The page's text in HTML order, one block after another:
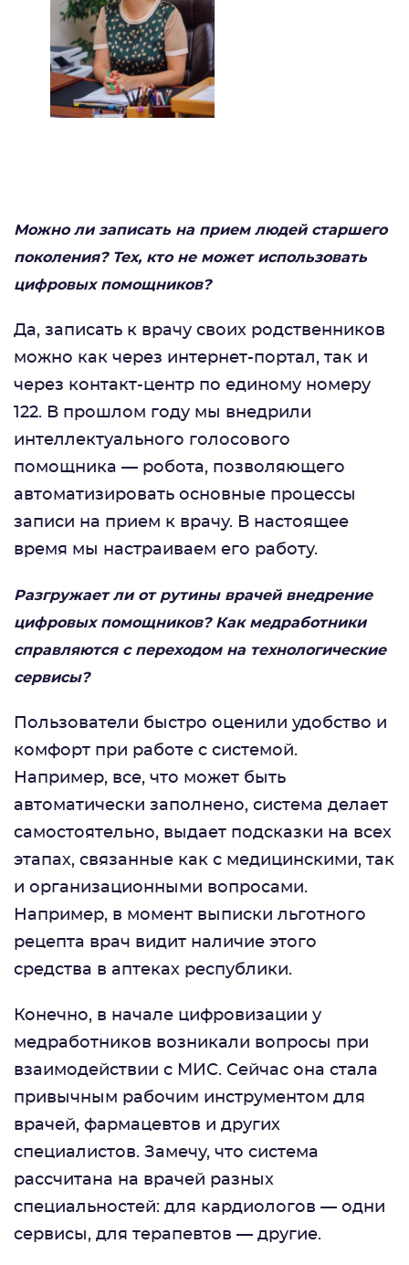
Можно ли записать на прием людей старшего
поколения? Тех, кто не может использовать
цифровых помощников?
Да, записать к врачу своих родственников
можно как через интернет-портал, так и
через контакт-центр по единому номеру
122. В прошлом году мы внедрили
интеллектуального голосового
помощника — робота, позволяющего
автоматизировать основные процессы
записи на прием к врачу. В настоящее
время мы настраиваем его работу.
Разгружает ли от рутины врачей внедрение
цифровых помощников? Как медработники
справляются с переходом на технологические
сервисы?
Пользователи быстро оценили удобство и
комфорт при работе с системой.
Например, все, что может быть
автоматически заполнено, система делает
самостоятельно, выдает подсказки на всех
этапах, связанные как с медицинскими, так
и организационными вопросами.
Например, в момент выписки льготного
рецепта врач видит наличие этого
средства в аптеках республики.
Конечно, в начале цифровизации у
медработников возникали вопросы при
взаимодействии с МИС. Сейчас она стала
привычным рабочим инструментом для
врачей, фармацевтов и других
специалистов. Замечу, что система
рассчитана на врачей разных
специальностей: для кардиологов — одни
сервисы, для терапевтов — другие.